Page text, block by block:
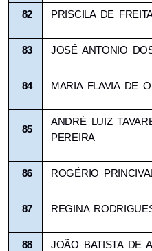
82 PRISCILA DE
83 JOSÉ ANTONIO
84 MARIA FLAVIA DE
85
ANDRÉ LUIZ
PEREIRA
86 ROGÉRIO
87 REGINA
88 JOÃO BATISTA DE